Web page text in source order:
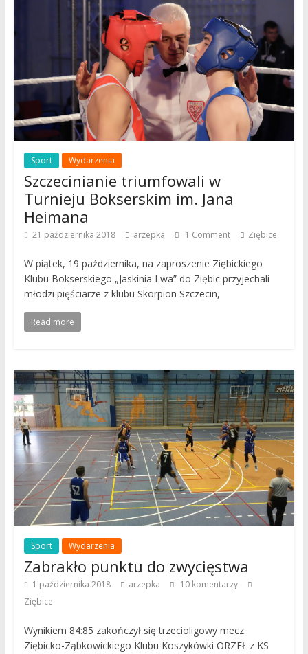
Sport Wydarzenia
Szczecinianie triumfowali w
Turnieju Bokserskim im. Jana
Heimana
21 października 2018 arzepka 1 Comment Ziębice
W piątek, 19 października, na zaproszenie Ziębickiego
Klubu Bokserskiego „Jaskinia Lwa” do Ziębic przyjechali
młodzi pięściarze z klubu Skorpion Szczecin,
Read more
Sport Wydarzenia
Zabrakło punktu do zwycięstwa
1 października 2018 arzepka
10 komentarzy
Ziębice
Wynikiem 84:85 zakończył się trzecioligowy mecz
Ziębicko-Ząbkowickiego Klubu Koszykówki ORZEŁ z KS